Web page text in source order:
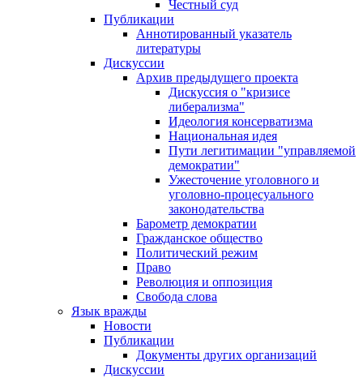
Честный суд
Публикации
Аннотированный указатель
литературы
Дискуссии
Архив предыдущего проекта
Дискуссия о "кризисе
либерализма"
Идеология консерватизма
Национальная идея
Пути легитимации "управляемой
демократии"
Ужесточение уголовного и
уголовно-процесуального
законодательства
Барометр демократии
Гражданское общество
Политический режим
Право
Революция и оппозиция
Свобода слова
Язык вражды
Новости
Публикации
Документы других организаций
Дискуссии